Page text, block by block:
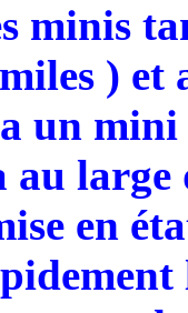
minis
)
un
au large
en